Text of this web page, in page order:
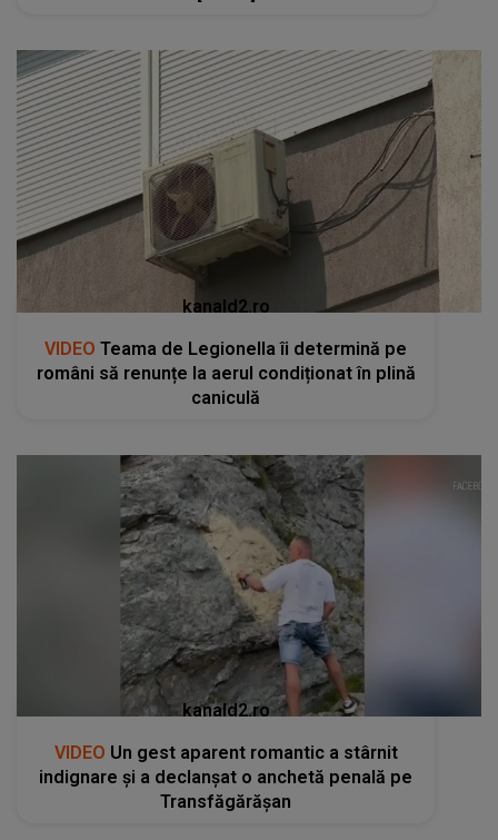
kanald2.ro
VIDEO Teama de Legionella îi determină pe
români să renunțe la aerul condiționat în plină
caniculă
kanald2.ro
VIDEO Un gest aparent romantic a stârnit
indignare și a declanșat o anchetă penală pe
Transfăgărășan